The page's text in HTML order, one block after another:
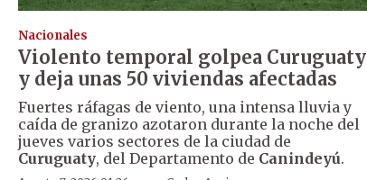
Nacionales
Violento temporal golpea Curuguaty
y deja unas 50 viviendas afectadas
Fuertes ráfagas de viento, una intensa lluvia y
caída de granizo azotaron durante la noche del
jueves varios sectores de la ciudad de
Curuguaty, del Departamento de Canindeyú.